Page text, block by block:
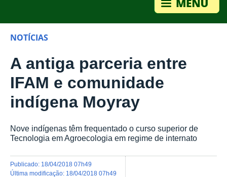
NOTÍCIAS
A antiga parceria entre
IFAM e comunidade
indígena Moyray
Nove indígenas têm frequentado o curso superior de
Tecnologia em Agroecologia em regime de internato
publicado: 18/04/2018 07h49
última modificação: 18/04/2018 07h49